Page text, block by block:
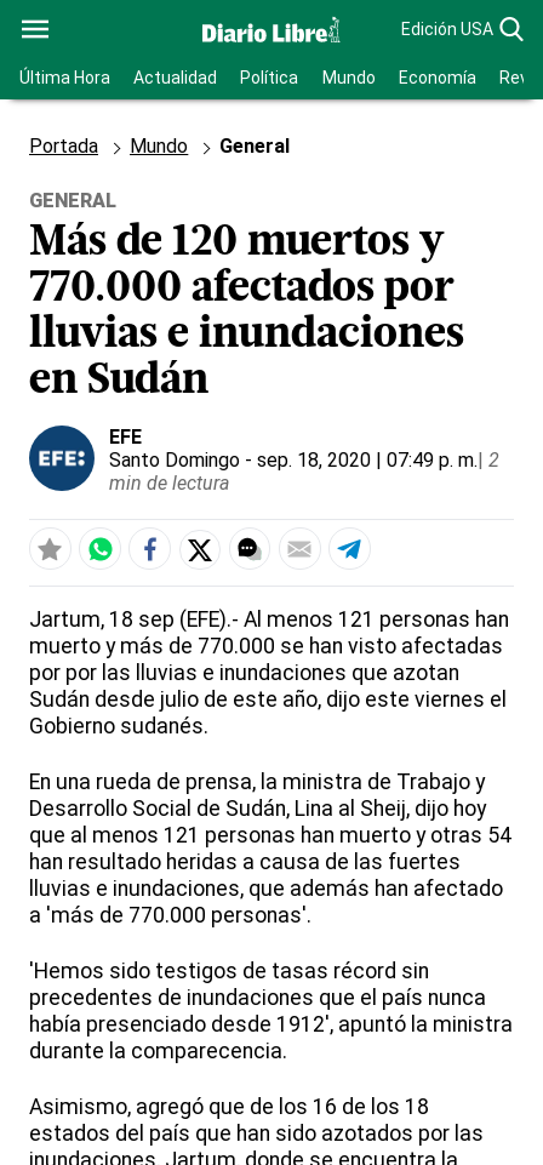
Edición USA
Última Hora Actualidad Política Mundo Economía
Portada Mundo General
GENERAL
Más de 120 muertos y
770.000 afectados por
lluvias e inundaciones
en Sudán
EFE
Santo Domingo - sep. 18, 2020 | 07:49 p. m.| 2
min de lectura
Jartum, 18 sep (EFE).- Al menos 121 personas han
muerto y más de 770.000 se han visto afectadas
por por las lluvias e inundaciones que azotan
Sudán desde julio de este año, dijo este viernes el
Gobierno sudanés.
En una rueda de prensa, la ministra de Trabajo y
Desarrollo Social de Sudán, Lina al Sheij, dijo hoy
que al menos 121 personas han muerto y otras 54
han resultado heridas a causa de las fuertes
lluvias e inundaciones, que además han afectado
a 'más de 770.000 personas'.
'Hemos sido testigos de tasas récord sin
precedentes de inundaciones que el país nunca
había presenciado desde 1912', apuntó la ministra
durante la comparecencia.
Asimismo, agregó que de los 16 de los 18
estados del país que han sido azotados por las